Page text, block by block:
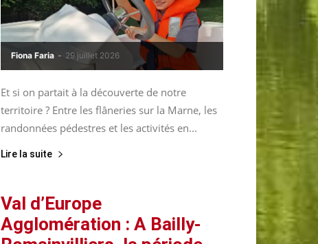
Fiona Faria - 29 juillet 2026
Et si on partait à la découverte de notre
territoire ? Entre les flâneries sur la Marne, les
randonnées pédestres et les activités en...
Lire la suite
Val d’Europe
Agglomération : A Bailly-